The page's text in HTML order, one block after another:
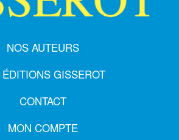
NOS AUTEURS
GISSEROT
CONTACT
MON COMPTE